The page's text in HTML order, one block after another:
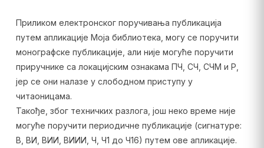
Приликом електронског поручивања публикација
путем апликације Моја библиотека, могу се поручити
монографске публикације, али није могуће поручити
приручнике са локацијским ознакама ПЧ, СЧ, СЧМ и Р,
јер се они налазе у слободном приступу у
читаоницама.
Такође, због техничких разлога, још неко време није
могуће поручити периодичне публикације (сигнатуре:
В, ВИ, ВИИ, ВИИИ, Ч, Ч1 до Ч16) путем ове апликације.